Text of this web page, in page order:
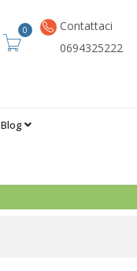
0
Contattaci
0694325222
Blog